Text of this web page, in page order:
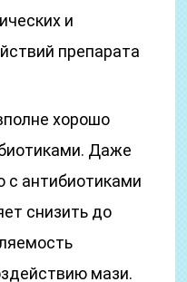
и
препарата
хорошо
Даже
с антибиотиками
снизить до
мази.